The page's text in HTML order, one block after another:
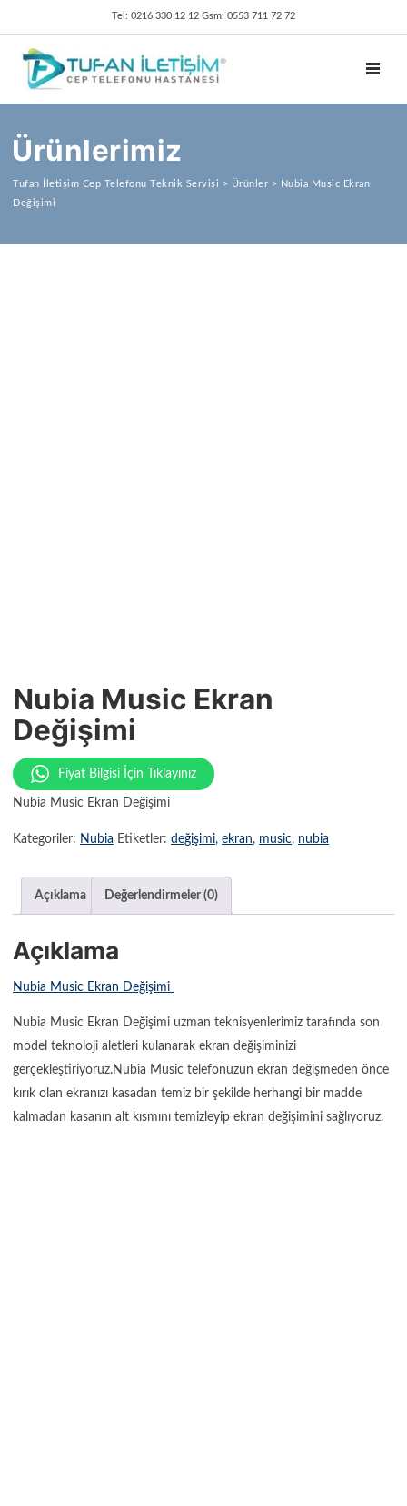
Tel: 0216 330 12 12 Gsm: 0553 711 72 72
Ürünlerimiz
Tufan İletişim Cep Telefonu Teknik Servisi > Ürünler > Nubia Music Ekran
Değişimi
Nubia Music Ekran
Değişimi
Fiyat Bilgisi İçin Tıklayınız
Nubia Music Ekran Değişimi
Kategoriler: Nubia Etiketler: değişimi, ekran, music, nubia
Açıklama Değerlendirmeler (0)
Açıklama
Nubia Music Ekran Değişimi
Nubia Music Ekran Değişimi uzman teknisyenlerimiz tarafında son
model teknoloji aletleri kulanarak ekran değişiminizi
gerçekleştiriyoruz.Nubia Music telefonuzun ekran değişmeden önce
kırık olan ekranızı kasadan temiz bir şekilde herhangi bir madde
kalmadan kasanın alt kısmını temizleyip ekran değişimini sağlıyoruz.